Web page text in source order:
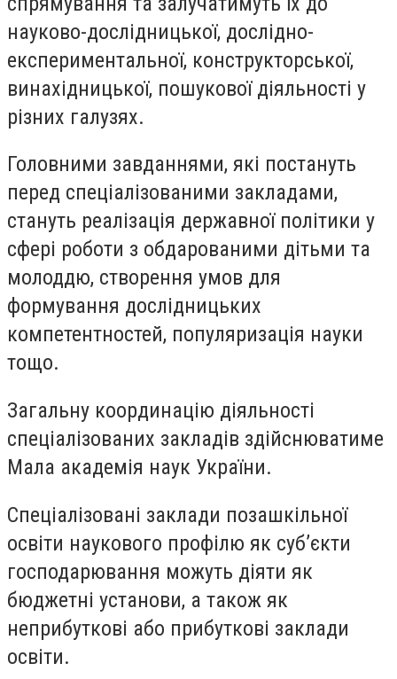
науково-дослідницької, дослідно-
експериментальної, конструкторської,
винахідницької, пошукової діяльності у
різних галузях.
Головними завданнями, які постануть
перед спеціалізованими закладами,
стануть реалізація державної політики у
сфері роботи з обдарованими дітьми та
молоддю, створення умов для
формування дослідницьких
компетентностей, популяризація науки
тощо.
Загальну координацію діяльності
спеціалізованих закладів здійснюватиме
Мала академія наук України.
Спеціалізовані заклади позашкільної
освіти наукового профілю як суб’єкти
господарювання можуть діяти як
бюджетні установи, а також як
неприбуткові або прибуткові заклади
освіти.